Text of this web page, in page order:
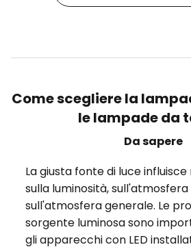
Come scegliere la
le lampade da
Da sapere
La giusta fonte di luce
sulla luminosità,
sull'atmosfera generale. Le
sorgente luminosa sono
gli apparecchi con LED